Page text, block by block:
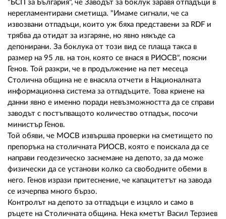
"БСП за България", че Заводът за боклук заравя отпадъци в
нерегламентирани сметища. "Имаме сигнали, че са
извозвани отпадъци, които уж бяха представени за RDF и
трябва да отидат за изгаряне, но явно някъде са
депонирани. За боклука от този вид се плаща такса в
размер на 95 лв. на тон, която се внася в РИОСВ", поясни
Генов. Той разкри, че в продължение на пет месеца
Столична община не е внасяла отчети в Националната
информационна система за отпадъците. Това криене на
данни явно е именно поради невъзможността да се справи
заводът с постъпващото количество отпадък, посочи
министър Генов.
Той обяви, че МОСВ извършва проверки на сметището по
препоръка на столичната РИОСВ, която е поискала да се
направи геодезическо заснемане на депото, за да може
физически да се установи колко са свободните обеми в
него. Генов изрази притеснение, че капацитетът на завода
се изчерпва много бързо.
Контролът на депото за отпадъци е изцяло и само в
ръцете на Столичната община. Нека кметът Васил Терзиев
АБОНАМЕНТ
УСЛОВИЯ ЗА ПОЛЗВАНЕ
ПОЛИТИКА ЗА БИСКВИТКИТЕ
ПОЛИТИКАТА ЗА
ПОВЕРИТЕЛНОСТ
02 975 20 35